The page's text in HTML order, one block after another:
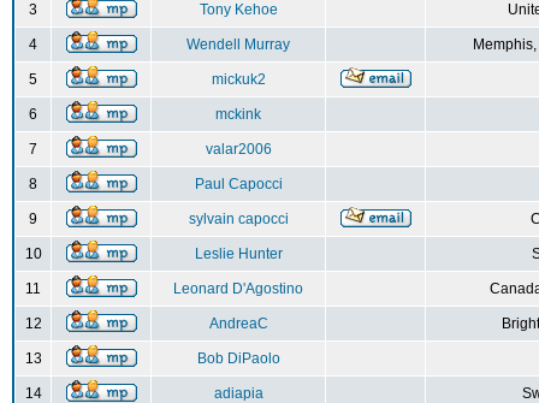
3 Tony Kehoe
4 Wendell Murray
5 mickuk2
6 mckink
7 valar2006
8 Paul Capocci
9 sylvain capocci
10 Leslie Hunter
11 Leonard D'Agostino
12 AndreaC
13 Bob DiPaolo
14 adiapia